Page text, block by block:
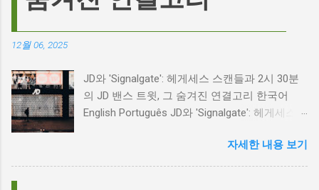
리고 캐스팅 논쟁의 불씨 최근 몇 주 동안 영화
하는 동시에 우려를 표했습니다. 일부에서는 엘
로디의 이미지가 원작 속 히스클리프와는 다소
거리가 있다는 의견을 제시하며 캐스팅에 대한
한 비판에 대해 "기다려 보세요. 믿으세요. 분명
12월 06, 2025
JD와 'Signalgate': 헤게세스 스캔들과 2시 30분
의 JD 밴스 트윗, 그 숨겨진 연결고리 한국어
English Português JD와 'Signalgate': 헤게세스
연결고리 오늘의 구글 트렌드 인기 검색어 'jd'는
단순히 두 글자의 약자가 아닙니다. 최근 미국
자세한 내용 보기